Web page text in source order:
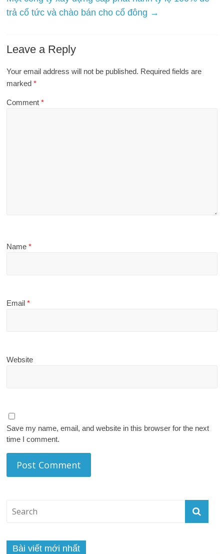
trả cổ tức và chào bán cho cổ đông →
Leave a Reply
Your email address will not be published. Required fields are
marked*
Comment*
Name*
Email*
Website
Save my name, email, and website in this browser for the next
time I comment.
Bài viết mới nhất